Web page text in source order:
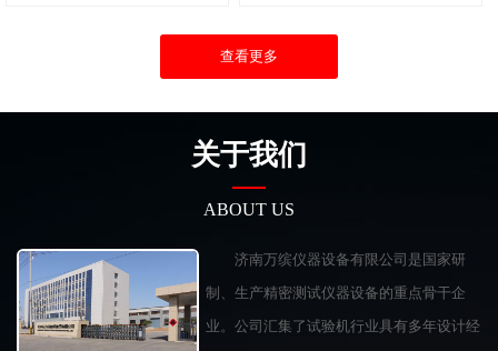
查看更多
关于我们
ABOUT US
济南万缤仪器设备有限公司是国家研
制、生产精密测试仪器设备的重点骨干企
业。公司汇集了试验机行业具有多年设计经